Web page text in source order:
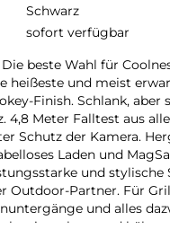
Schwarz
sofort verfügbar
beste Wahl für
heißeste und meist
Finish. Schlank, aber
4,8 Meter Falltest aus
Schutz der Kamera.
Laden und
und stylische
Outdoor-Partner. Für
und alles
ist robust und hält